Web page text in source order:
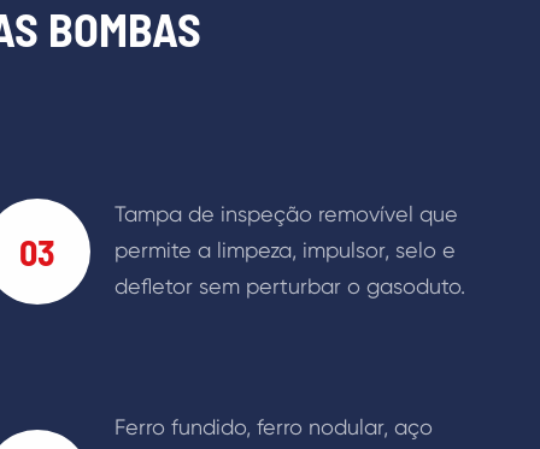
BOMBAS
03
Tampa de inspeção removível que
permite a limpeza, impulsor, selo e
defletor sem perturbar o gasoduto.
Ferro fundido, ferro nodular, aço